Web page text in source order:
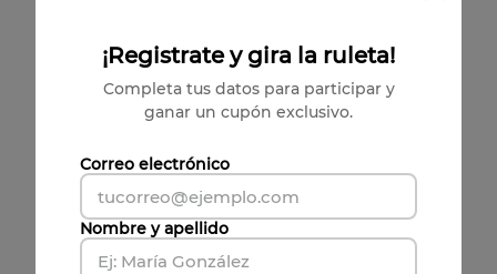
Mimosa del Sur
Mojito Espumante Free
¡Registrate y gira la ruleta!
Completa tus datos para participar y
ganar un cupón exclusivo.
Correo electrónico
Nombre y apellido